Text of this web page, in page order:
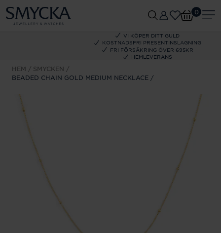
VI KÖPER DITT GULD
KOSTNADSFRI PRESENTINSLAGNING
FRI FÖRSÄKRING ÖVER 695KR
HEMLEVERANS
0
HEM
SMYCKEN
BEADED CHAIN GOLD MEDIUM NECKLACE